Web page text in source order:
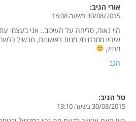
אורי הגיב:
30/08/2015 בשעה 18:08
היי נאוה, סליחה על העיכוב.. אני בעצמי
שיהיו ממרחים/ מנות ראשונות, תבשיל
מתוק
הגב
טל הגיב:
30/08/2015 בשעה 13:10